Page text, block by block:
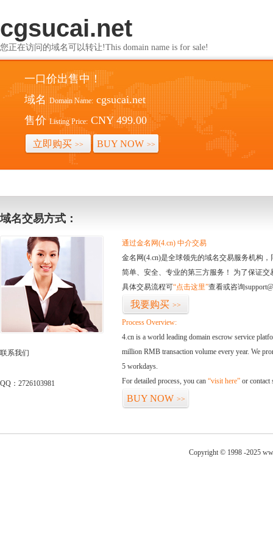
cgsucai.net
您正在访问的域名可以转让!This domain name is for sale!
一口价出售中！
域名 Domain Name: cgsucai.net
售价 Listing Price: CNY 499.00
立即购买 >> BUY NOW >>
域名交易方式：
联系我们
QQ：2726103981
通过金名网(4.cn) 中介交易
金名网(4.cn)是全球领先的域名交易服务机构
简单、安全、专业的第三方服务！ 为了保证
具体交易流程可“点击这里”查看或咨询
我要购买 >>
Process Overview:
4.cn is a world leading domain escrow service
million RMB transaction volume every year. We
5 workdays.
For detailed process, you can “visit here” or contact
BUY NOW >>
Copyright © 1998 -2025